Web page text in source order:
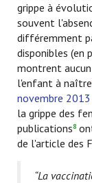
grippe à
souvent
différemment
disponibles (en
montrent
l'enfant à naître
novembre 2013
la grippe des
publications8
de l'article des
“La